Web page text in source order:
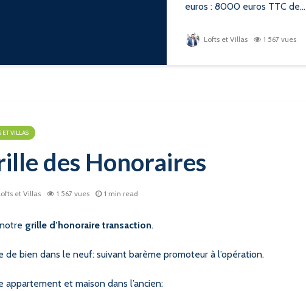
euros : 8000 euros TTC de...
Lofts et Villas 1 567 vues
ET VILLAS
des Honoraires
et Villas 1 567 vues 1 min read
grille d’honoraire transaction.
de bien dans le neuf: suivant barème promoteur à l’opération.
appartement et maison dans l’ancien: